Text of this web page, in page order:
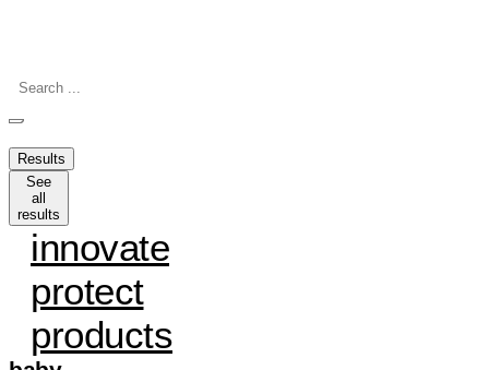
Search
...
Results
See
all
results
innovate
protect
products